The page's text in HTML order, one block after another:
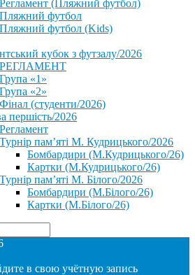
Регламент (Пляжний футбол)
Пляжний футбол
Пляжний футбол (Kids)
кубок з футзалу/2026
РЕГЛАМЕНТ
Група «1»
Група «2»
Фінал (студенти/2026)
першість/2026⁩
Регламент
Турнір пам’яті М. Кудрицького/2026
Бомбардири (М.Кудрицького/26)
Картки (М.Кудрицького/26)
Турнір пам’яті М. Білого/2026
Бомбардири (М.Білого/26)
Картки (М.Білого/26)
в свою учётную запись